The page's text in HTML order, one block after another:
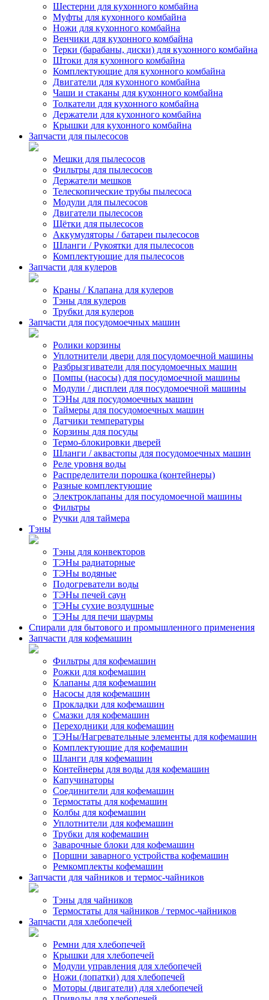
Шестерни для кухонного комбайна
Муфты для кухонного комбайна
Ножи для кухонного комбайна
Венчики для кухонного комбайна
Терки (барабаны, диски) для кухонного комбайна
Штоки для кухонного комбайна
Комплектующие для кухонного комбайна
Двигатели для кухонного комбайна
Чаши и стаканы для кухонного комбайна
Толкатели для кухонного комбайна
Держатели для кухонного комбайна
Крышки для кухонного комбайна
Запчасти для пылесосов
Мешки для пылесосов
Фильтры для пылесосов
Держатели мешков
Телескопические трубы пылесоса
Модули для пылесосов
Двигатели пылесосов
Щётки для пылесосов
Аккумуляторы / батареи пылесосов
Шланги / Рукоятки для пылесосов
Комплектующие для пылесосов
Запчасти для кулеров
Краны / Клапана для кулеров
Тэны для кулеров
Трубки для кулеров
Запчасти для посудомоечных машин
Ролики корзины
Уплотнители двери для посудомоечной машины
Разбрызгиватели для посудомоечных машин
Помпы (насосы) для посудомоечной машины
Модули / дисплеи для посудомоечной машины
ТЭНы для посудомоечных машин
Таймеры для посудомоечных машин
Датчики температуры
Корзины для посуды
Термо-блокировки дверей
Шланги / аквастопы для посудомоечных машин
Реле уровня воды
Распределители порошка (контейнеры)
Разные комплектующие
Электроклапаны для посудомоечной машины
Фильтры
Ручки для таймера
Тэны
Тэны для конвекторов
ТЭНы радиаторные
ТЭНы водяные
Подогреватели воды
ТЭНы печей саун
ТЭНы сухие воздушные
ТЭНы для печи шаурмы
Спирали для бытового и промышленного применения
Запчасти для кофемашин
Фильтры для кофемашин
Рожки для кофемашин
Клапаны для кофемашин
Насосы для кофемашин
Прокладки для кофемашин
Смазки для кофемашин
Переходники для кофемашин
ТЭНы/Нагревательные элементы для кофемашин
Комплектующие для кофемашин
Шланги для кофемашин
Контейнеры для воды для кофемашин
Капучинаторы
Соединители для кофемашин
Термостаты для кофемашин
Колбы для кофемашин
Уплотнители для кофемашин
Трубки для кофемашин
Заварочные блоки для кофемашин
Поршни заварного устройства кофемашин
Ремкомплекты кофемашин
Запчасти для чайников и термос-чайников
Тэны для чайников
Термостаты для чайников / термос-чайников
Запчасти для хлебопечей
Ремни для хлебопечей
Крышки для хлебопечей
Модули управления для хлебопечей
Ножи (лопатки) для хлебопечей
Моторы (двигатели) для хлебопечей